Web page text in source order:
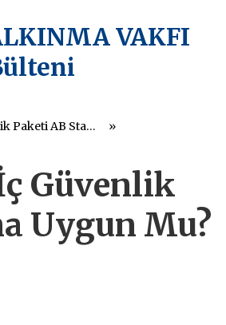
VAKFI
İKV Basın Açıklaması: İç Güvenlik Paketi AB Standartlarına Uygun Mu?
Güvenlik
Uygun Mu?